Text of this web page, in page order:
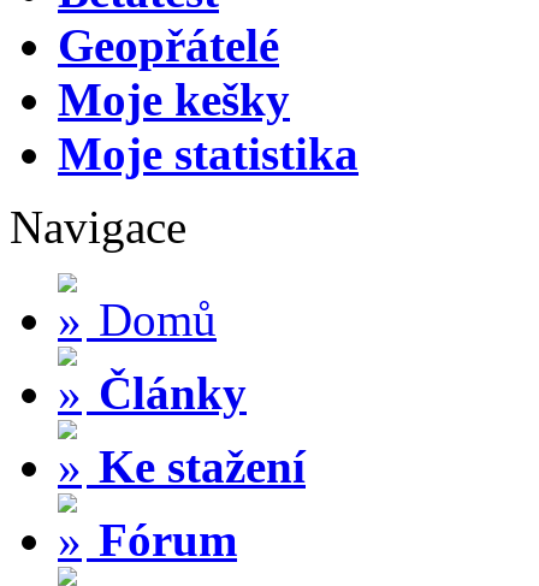
Geopřátelé
Moje kešky
Moje statistika
Navigace
Domů
Články
Ke stažení
Fórum